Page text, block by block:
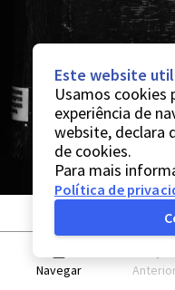
Navegar
Este website
Usamos cookies
experiência de
website, declara
de cookies.
Para mais
Política de